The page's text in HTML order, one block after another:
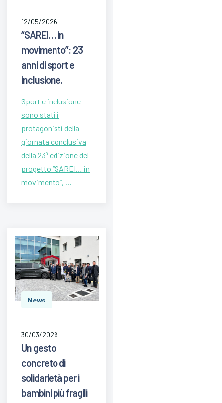
12/05/2026
“SAREI… in
movimento”: 23
anni di sport e
inclusione.
Sport e inclusione
sono stati i
protagonisti della
giornata conclusiva
della 23ª edizione del
progetto “SAREI… in
movimento”, …
News
30/03/2026
Un gesto
concreto di
solidarietà per i
bambini più fragili